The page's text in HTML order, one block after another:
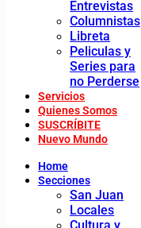
Entrevistas
Columnistas
Libreta
Peliculas y
Series para
no Perderse
Servicios
Quienes Somos
SUSCRÍBITE
Nuevo Mundo
Home
Secciones
San Juan
Locales